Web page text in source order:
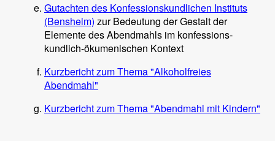
Gutachten des Konfessionskundlichen Instituts
(Bensheim) zur Bedeutung der Gestalt der
Elemente des Abendmahls im konfessions-
kundlich-ökumenischen Kontext
Kurzbericht zum Thema "Alkoholfreies
Abendmahl"
Kurzbericht zum Thema "Abendmahl mit Kindern"